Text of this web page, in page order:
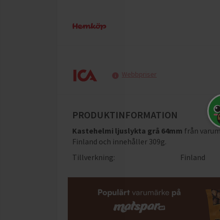
Webbpriser
PRODUKTINFORMATION
Kastehelmi ljuslykta grå 64mm från
Finland och innehåller 309g.
Tillverkning:
Finland